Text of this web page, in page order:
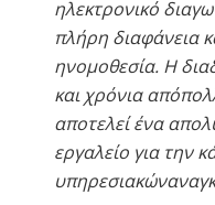
ηλεκτρονικό
πλήρη διαφάνεια
ηνομοθεσία. Η
και χρόνια
αποτελεί ένα
εργαλείο για την